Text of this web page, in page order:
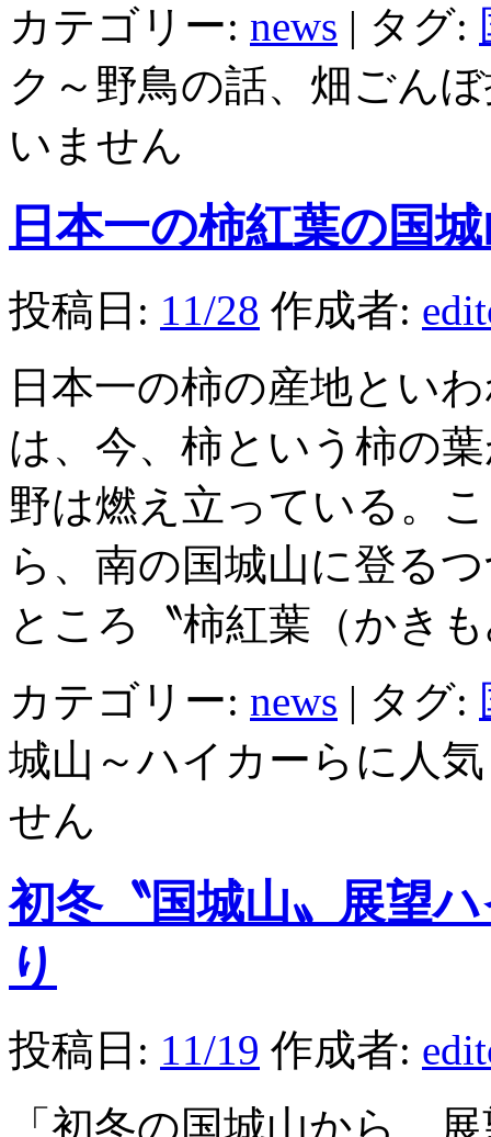
カテゴリー: news | タグ:
ク～野鳥の話、畑ごん
いません
日本一の柿紅葉の国
投稿日: 11/28 作成者:
日本一の柿の産地とい
は、今、柿という柿の
野は燃え立っている。
ら、南の国城山に登る
ところ〝柿紅葉（かき
カテゴリー: news | タグ:
城山～ハイカーらに人
せん
初冬〝国城山〟展望
り
投稿日: 11/19 作成者:
「初冬の国城山から、